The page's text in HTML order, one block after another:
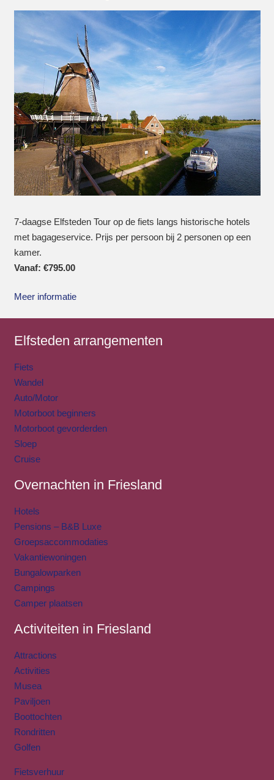
7-daagse Elfsteden Tour op de fiets langs historische hotels
met bagageservice. Prijs per persoon bij 2 personen op een
kamer.
Vanaf: €795.00
Meer informatie
Elfsteden arrangementen
Fiets
Wandel
Auto/Motor
Motorboot beginners
Motorboot gevorderden
Sloep
Cruise
Overnachten in Friesland
Hotels
Pensions – B&B Luxe
Groepsaccommodaties
Vakantiewoningen
Bungalowparken
Campings
Camper plaatsen
Activiteiten in Friesland
Attractions
Activities
Musea
Paviljoen
Boottochten
Rondritten
Golfen
Fietsverhuur